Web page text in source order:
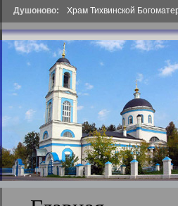
Душоново: Храм Тихвинской